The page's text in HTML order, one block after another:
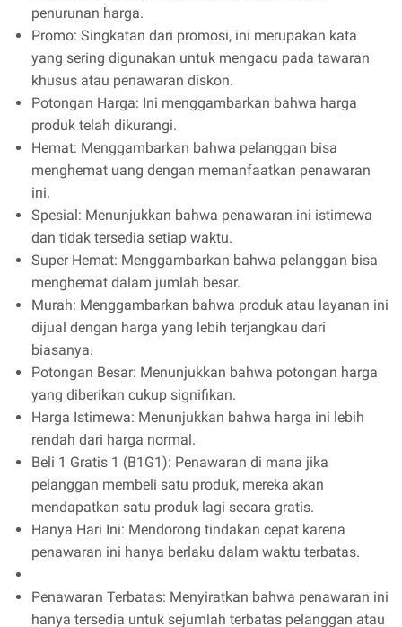
penurunan harga.
Promo: Singkatan dari promosi, ini merupakan kata
yang sering digunakan untuk mengacu pada tawaran
khusus atau penawaran diskon.
Potongan Harga: Ini menggambarkan bahwa harga
produk telah dikurangi.
Hemat: Menggambarkan bahwa pelanggan bisa
menghemat uang dengan memanfaatkan penawaran
ini.
Spesial: Menunjukkan bahwa penawaran ini istimewa
dan tidak tersedia setiap waktu.
Super Hemat: Menggambarkan bahwa pelanggan bisa
menghemat dalam jumlah besar.
Murah: Menggambarkan bahwa produk atau layanan ini
dijual dengan harga yang lebih terjangkau dari
biasanya.
Potongan Besar: Menunjukkan bahwa potongan harga
yang diberikan cukup signifikan.
Harga Istimewa: Menunjukkan bahwa harga ini lebih
rendah dari harga normal.
Beli 1 Gratis 1 (B1G1): Penawaran di mana jika
pelanggan membeli satu produk, mereka akan
mendapatkan satu produk lagi secara gratis.
Hanya Hari Ini: Mendorong tindakan cepat karena
penawaran ini hanya berlaku dalam waktu terbatas.
Penawaran Terbatas: Menyiratkan bahwa penawaran ini
hanya tersedia untuk sejumlah terbatas pelanggan atau